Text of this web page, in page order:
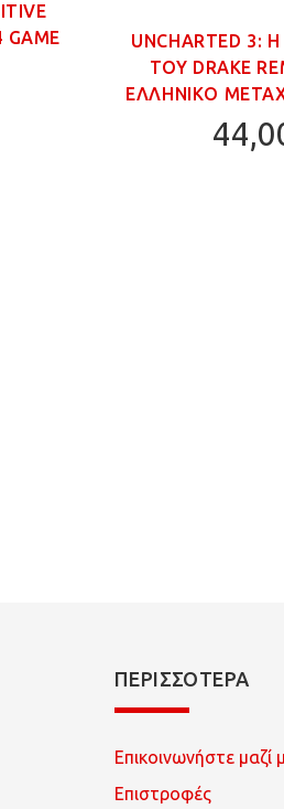
UNCHARTED 3:
ΤΟΥ DRAKE
ΕΛΛΗΝΙΚΟ
ΠΕΡΙΣΣΌΤΕΡΑ
Επικοινωνήστε μαζί
Επιστροφές